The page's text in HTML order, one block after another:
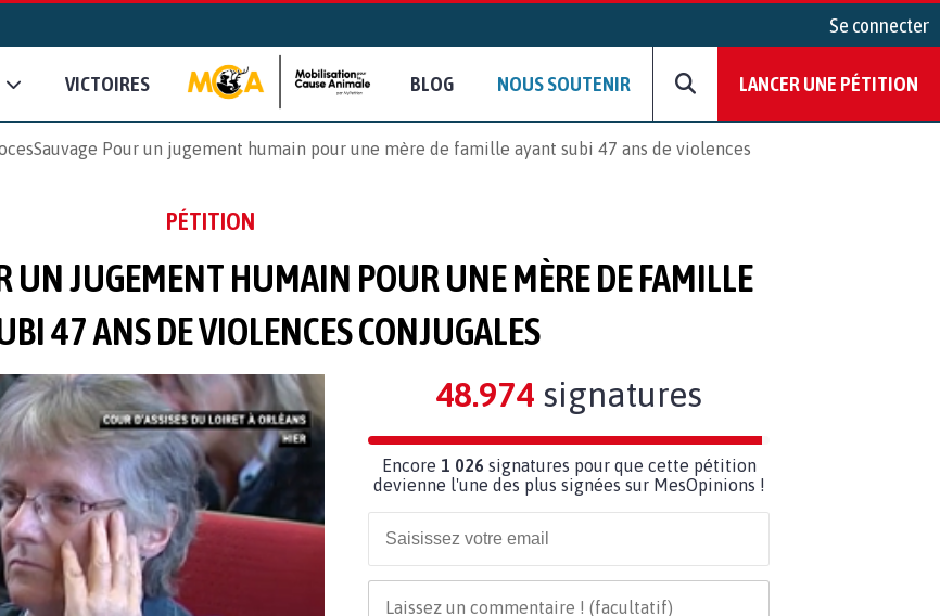
Se connecter
VICTOIRES BLOG NOUS SOUTENIR LANCER UNE PÉTITION
Pour un jugement humain pour une mère de famille ayant subi 47 ans de violences
PÉTITION
UN JUGEMENT HUMAIN POUR UNE MÈRE DE FAMILLE
47 ANS DE VIOLENCES CONJUGALES
48.974 signatures
Encore 1 026 signatures pour que cette pétition
devienne l'une des plus signées sur MesOpinions !